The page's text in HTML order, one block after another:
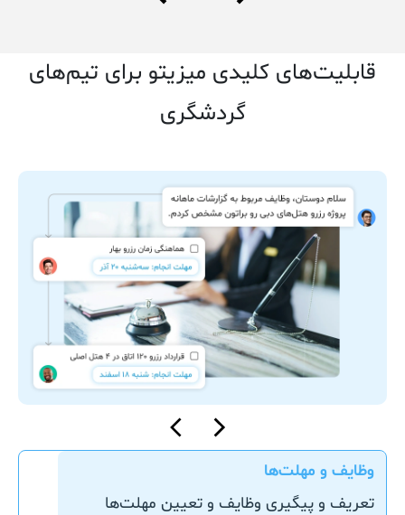
قابلیت‌های کلیدی میزیتو برای تیم‌های
گردشگری
وظایف و مهلت‌ها
تعریف و پیگیری وظایف و تعیین مهلت‌ها